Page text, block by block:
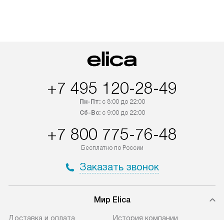
+7 495 120-28-49
Пн-Пт:с 8:00 до 22:00
Сб-Вс:с 9:00 до 22:00
+7 800 775-76-48
Бесплатно по России
Заказать звонок
Мир Elica
Доставка и оплата
История компании